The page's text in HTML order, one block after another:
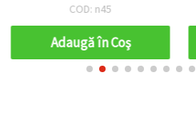
COD: n45
Adaugă în Coş